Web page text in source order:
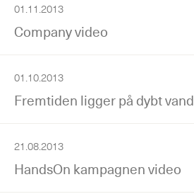
01.11.2013
Company video
01.10.2013
Fremtiden ligger på dybt vand
21.08.2013
HandsOn kampagnen video